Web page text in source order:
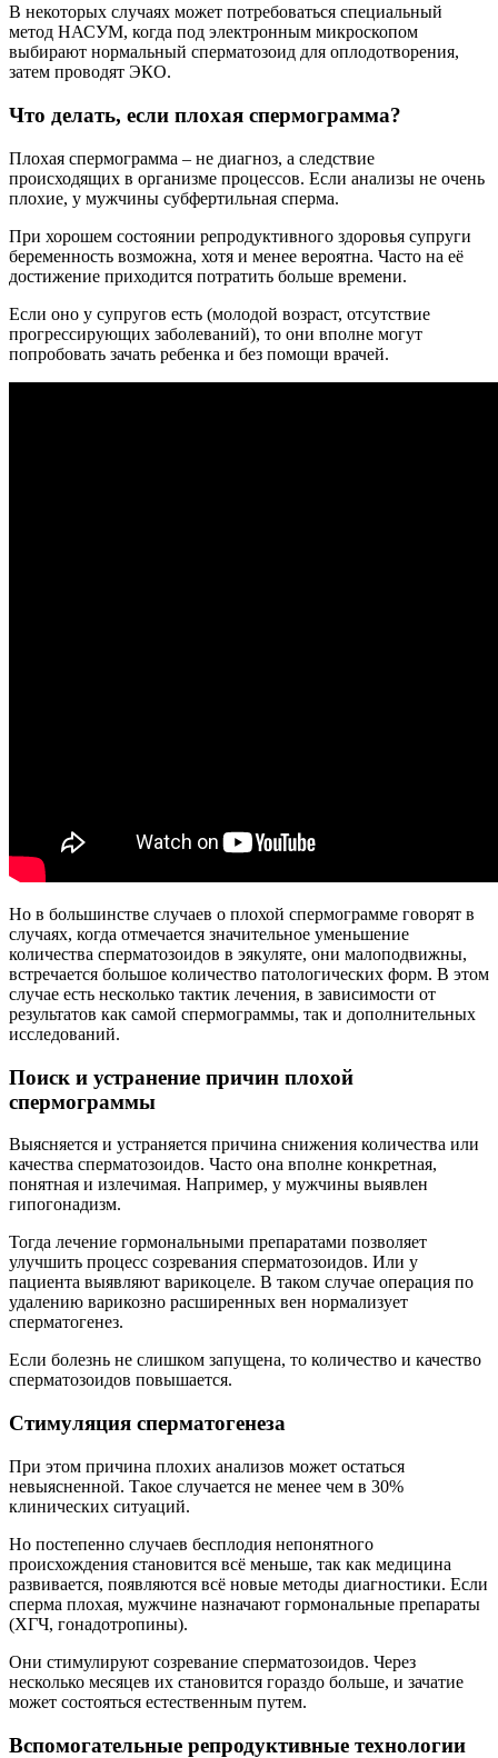
В некоторых случаях может потребоваться специальный
метод НАСУМ, когда под электронным микроскопом
выбирают нормальный сперматозоид для оплодотворения,
затем проводят ЭКО.
Что делать, если плохая спермограмма?
Плохая спермограмма – не диагноз, а следствие
происходящих в организме процессов. Если анализы не очень
плохие, у мужчины субфертильная сперма.
При хорошем состоянии репродуктивного здоровья супруги
беременность возможна, хотя и менее вероятна. Часто на её
достижение приходится потратить больше времени.
Если оно у супругов есть (молодой возраст, отсутствие
прогрессирующих заболеваний), то они вполне могут
попробовать зачать ребенка и без помощи врачей.
Но в большинстве случаев о плохой спермограмме говорят в
случаях, когда отмечается значительное уменьшение
количества сперматозоидов в эякуляте, они малоподвижны,
встречается большое количество патологических форм. В этом
случае есть несколько тактик лечения, в зависимости от
результатов как самой спермограммы, так и дополнительных
исследований.
Поиск и устранение причин плохой
спермограммы
Выясняется и устраняется причина снижения количества или
качества сперматозоидов. Часто она вполне конкретная,
понятная и излечимая. Например, у мужчины выявлен
гипогонадизм.
Тогда лечение гормональными препаратами позволяет
улучшить процесс созревания сперматозоидов. Или у
пациента выявляют варикоцеле. В таком случае операция по
удалению варикозно расширенных вен нормализует
сперматогенез.
Если болезнь не слишком запущена, то количество и качество
сперматозоидов повышается.
Стимуляция сперматогенеза
При этом причина плохих анализов может остаться
невыясненной. Такое случается не менее чем в 30%
клинических ситуаций.
Но постепенно случаев бесплодия непонятного
происхождения становится всё меньше, так как медицина
развивается, появляются всё новые методы диагностики. Если
сперма плохая, мужчине назначают гормональные препараты
(ХГЧ, гонадотропины).
Они стимулируют созревание сперматозоидов. Через
несколько месяцев их становится гораздо больше, и зачатие
может состояться естественным путем.
Вспомогательные репродуктивные технологии